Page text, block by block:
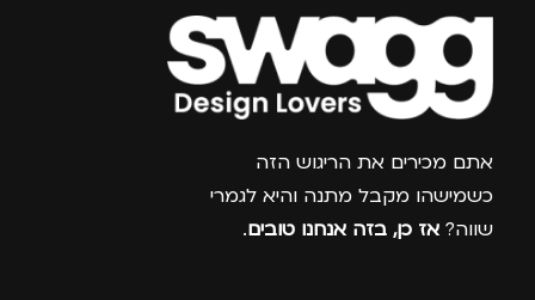
צרפו אותי למועדון
אתם מכירים את הריגוש הזה
כשמישהו מקבל מתנה והיא לגמרי
שווה? אז כן, בזה אנחנו טובים.